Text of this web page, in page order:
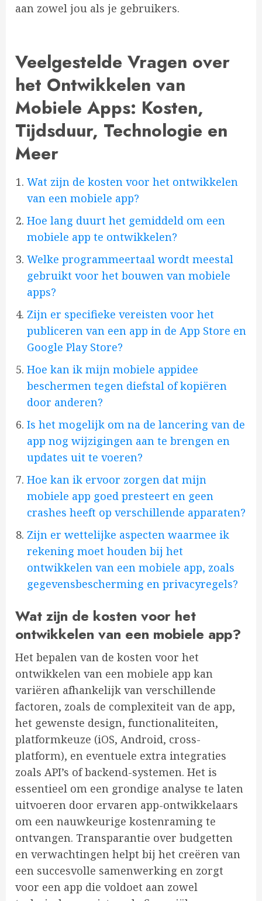
aan zowel jou als je gebruikers.
Veelgestelde Vragen over
het Ontwikkelen van
Mobiele Apps: Kosten,
Tijdsduur, Technologie en
Meer
Wat zijn de kosten voor het ontwikkelen
van een mobiele app?
Hoe lang duurt het gemiddeld om een
mobiele app te ontwikkelen?
Welke programmeertaal wordt meestal
gebruikt voor het bouwen van mobiele
apps?
Zijn er specifieke vereisten voor het
publiceren van een app in de App Store en
Google Play Store?
Hoe kan ik mijn mobiele appidee
beschermen tegen diefstal of kopiëren
door anderen?
Is het mogelijk om na de lancering van de
app nog wijzigingen aan te brengen en
updates uit te voeren?
Hoe kan ik ervoor zorgen dat mijn
mobiele app goed presteert en geen
crashes heeft op verschillende apparaten?
Zijn er wettelijke aspecten waarmee ik
rekening moet houden bij het
ontwikkelen van een mobiele app, zoals
gegevensbescherming en privacyregels?
Wat zijn de kosten voor het
ontwikkelen van een mobiele app?
Het bepalen van de kosten voor het
ontwikkelen van een mobiele app kan
variëren afhankelijk van verschillende
factoren, zoals de complexiteit van de app,
het gewenste design, functionaliteiten,
platformkeuze (iOS, Android, cross-
platform), en eventuele extra integraties
zoals API’s of backend-systemen. Het is
essentieel om een grondige analyse te laten
uitvoeren door ervaren app-ontwikkelaars
om een nauwkeurige kostenraming te
ontvangen. Transparantie over budgetten
en verwachtingen helpt bij het creëren van
een succesvolle samenwerking en zorgt
voor een app die voldoet aan zowel